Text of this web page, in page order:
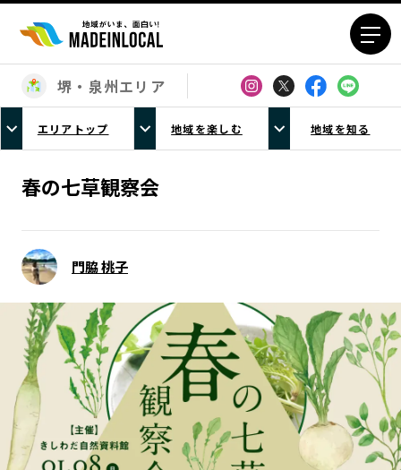
エリアから探す
北海道エリア
青森エリア
岩手エリア
秋田エリア
福島エリア
茨城エリア
栃木エリア
埼玉エリア
東京23区エリア
多摩エリア
神奈川エリア
新潟エリア
富山エリア
石川エリア
福井エリア
山梨エリア
長野エリア
岐阜エリア
静岡エリア
愛知エリア
堺・泉州エリア
エリアトップ 地域を楽しむ 地域を知る
春の七草観察会
門脇 桃子